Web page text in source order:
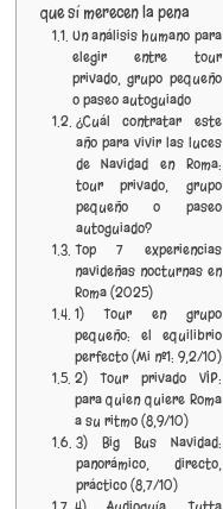
que sí merecen la pena
Un análisis humano para
elegir entre tour
privado, grupo pequeño
o paseo autoguiado
¿Cuál contratar este
año para vivir las luces
de Navidad en Roma:
tour privado, grupo
pequeño o paseo
autoguiado?
Top 7 experiencias
navideñas nocturnas en
Roma (2025)
1) Tour en grupo
pequeño: el equilibrio
perfecto (Mi nº1: 9,2/10)
2) Tour privado VIP:
para quien quiere Roma
a su ritmo (8,9/10)
3) Big Bus Navidad:
panorámico, directo,
práctico (8,7/10)